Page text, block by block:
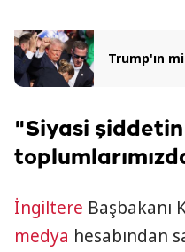
Trump'ın
"Siyasi
İngiltere Başbakanı
medya hesabından